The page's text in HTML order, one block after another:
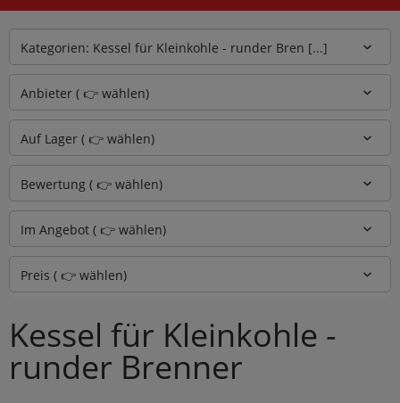
Kategorien: Kessel für Kleinkohle - runder Bren [...]
Anbieter ( 👉 wählen)
Auf Lager ( 👉 wählen)
Bewertung ( 👉 wählen)
Preis ( 👉 wählen)
Im Angebot ( 👉 wählen)
Kessel für Kleinkohle -
runder Brenner